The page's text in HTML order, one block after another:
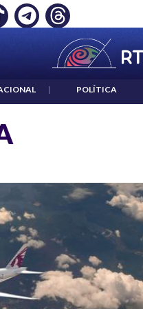
EMPLEO: JP MORGAN
| POLÍTICA